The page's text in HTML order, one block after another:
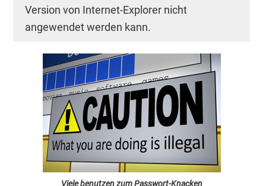
Version von Internet-Explorer nicht
angewendet werden kann.
Viele benutzen zum Passwort-Knacken